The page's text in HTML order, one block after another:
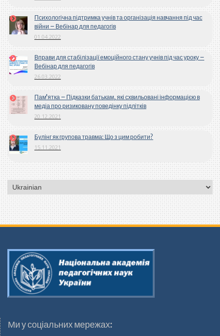
Психологічна підтримка учнів та організація навчання під час
війни – Вебінар для педагогів
01.04.2022
Вправи для стабілізації емоційного стану учнів під час уроку –
Вебінар для педагогів
26.03.2022
Пам’ятка – Підказки батькам, які схвильовані інформацією в
медіа про ризиковану поведінку підлітків
20.12.2021
Булінг як групова травма: Що з цим робити?
15.11.2021
Вибрати
мову
Ми у соціальних мережах: